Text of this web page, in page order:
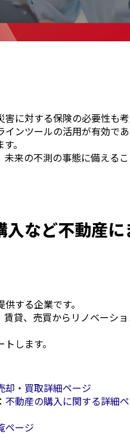
に対する保険の必要性も考
ンツールの活用が有効で
。
来の不測の事態に備えるこ
など不動産
する企業です。
貸、売買からリノベーシ
します。
却・買取詳細ページ
不動産の購入に関する詳細
ページ